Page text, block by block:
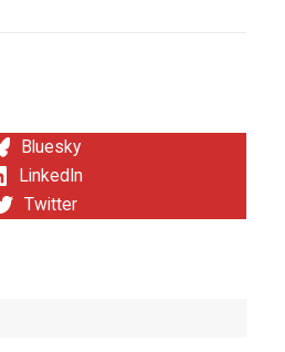
Bluesky
LinkedIn
Twitter